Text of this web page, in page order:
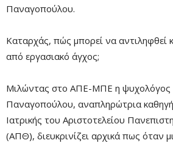
Παναγοπούλου.
Καταρχάς, πώς μπορεί να αντιληφθεί
από εργασιακό άγχος;
Μιλώντας στο ΑΠΕ-ΜΠΕ η ψυχολόγος
Παναγοπούλου, αναπληρώτρια
Ιατρικής του Αριστοτελείου
(ΑΠΘ), διευκρινίζει αρχικά πως όταν